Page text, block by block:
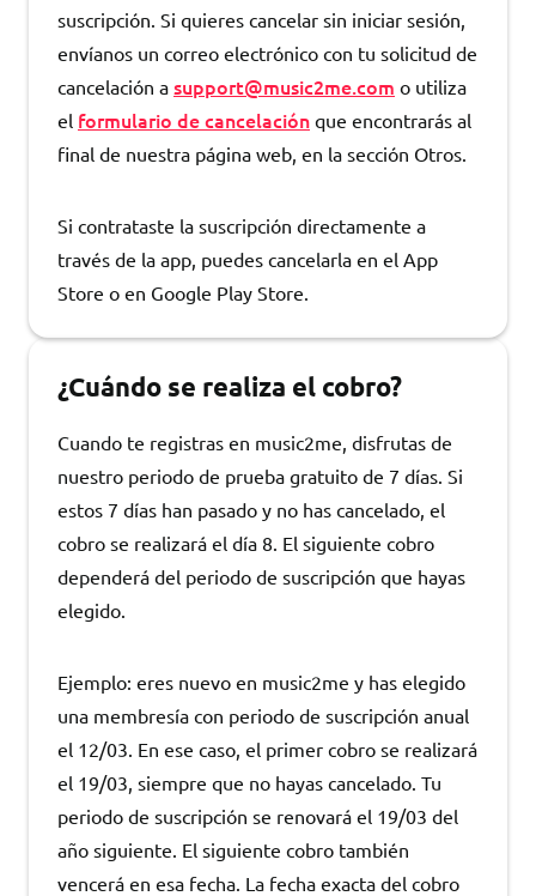
suscripción. Si quieres cancelar sin iniciar sesión,
envíanos un correo electrónico con tu solicitud de
cancelación a support@music2me.com o utiliza
el formulario de cancelación que encontrarás al
final de nuestra página web, en la sección Otros.
Si contrataste la suscripción directamente a
través de la app, puedes cancelarla en el App
Store o en Google Play Store.
¿Cuándo se realiza el cobro?
Cuando te registras en music2me, disfrutas de
nuestro periodo de prueba gratuito de 7 días. Si
estos 7 días han pasado y no has cancelado, el
cobro se realizará el día 8. El siguiente cobro
dependerá del periodo de suscripción que hayas
elegido.
Ejemplo: eres nuevo en music2me y has elegido
una membresía con periodo de suscripción anual
el 12/03. En ese caso, el primer cobro se realizará
el 19/03, siempre que no hayas cancelado. Tu
periodo de suscripción se renovará el 19/03 del
año siguiente. El siguiente cobro también
vencerá en esa fecha. La fecha exacta del cobro